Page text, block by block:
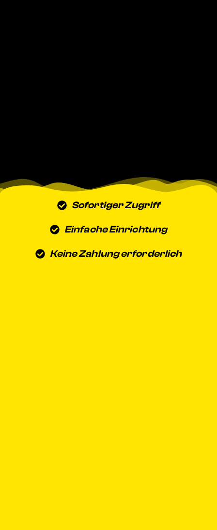
Sofortiger Zugriff
Einfache Einrichtung
Keine Zahlung erforderlich